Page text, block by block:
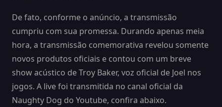
De fato, conforme o anúncio, a transmissão
cumpriu com sua promessa. Durando apenas meia
hora, a transmissão comemorativa revelou somente
novos produtos oficiais e contou com um breve
show acústico de Troy Baker, voz oficial de Joel nos
jogos. A live foi transmitida no canal oficial da
Naughty Dog do Youtube, confira abaixo.